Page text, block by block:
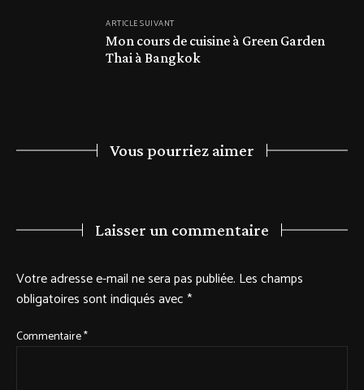
ARTICLE SUIVANT
Mon cours de cuisine à Green Garden
Thai à Bangkok
Vous pourriez aimer
Laisser un commentaire
Votre adresse e-mail ne sera pas publiée. Les champs
obligatoires sont indiqués avec*
Commentaire*